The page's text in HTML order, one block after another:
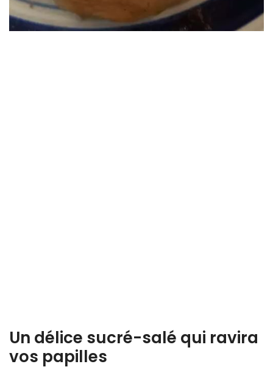
Un délice sucré-salé qui ravira
vos papilles